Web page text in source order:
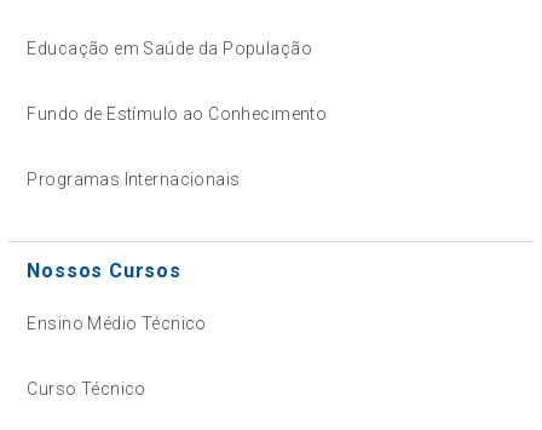
Educação em Saúde da População
Fundo de Estímulo ao Conhecimento
Programas Internacionais
Nossos Cursos
Ensino Médio Técnico
Curso Técnico